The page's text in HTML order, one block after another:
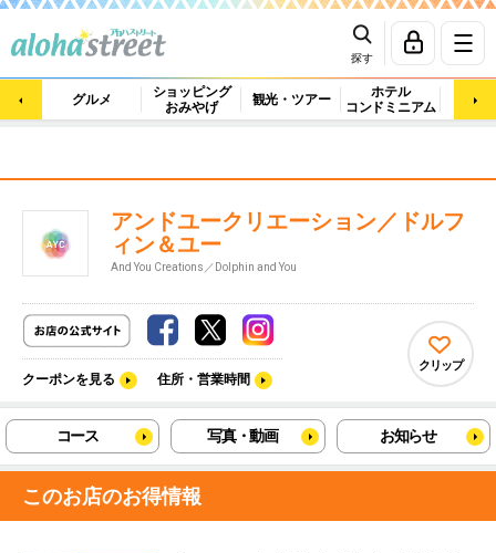
探す
グルメ
ショッピング
おみやげ
観光・ツアー
ホテル
コンドミニアム
マッ
アンドユークリエーション／ドルフ
ィン＆ユー
And You Creations／Dolphin and You
クーポンを見る 住所・営業時間
クリップ
コース 写真・動画 お知らせ
このお店のお得情報